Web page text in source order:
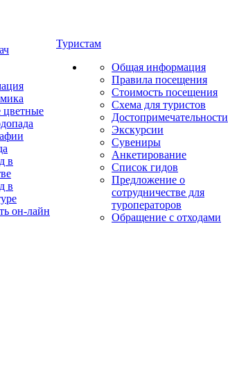
в
в
он-лайн
Туристам
Общая информация
Правила посещения
Стоимость посещения
Схема для туристов
Достопримечательности
Экскурсии
Сувениры
Анкетирование
Список гидов
Предложение о
сотрудничестве для
туроператоров
Обращение с отходами